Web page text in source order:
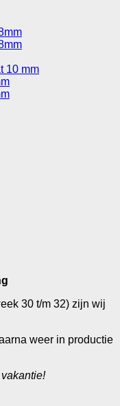
10 mm
30 t/m 32) zijn wij
weer in productie